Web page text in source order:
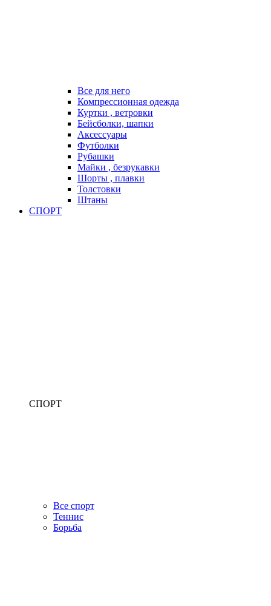
Все для него
Компрессионная одежда
Куртки , ветровки
Бейсболки, шапки
Аксессуары
Футболки
Рубашки
Майки , безрукавки
Шорты , плавки
Толстовки
Штаны
СПОРТ
СПОРТ
Все спорт
Теннис
Борьба